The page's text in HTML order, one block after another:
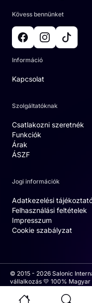
Kövess bennünket
Információ
Kapcsolat
Szolgáltatóknak
Csatlakozni szeretnék
Funkciók
Árak
ÁSZF
Jogi információk
Adatkezelési
Felhasználási feltételek
Impresszum
Cookie szabályzat
© 2015 - 2026 Salonic
vállalkozás 💛 100%